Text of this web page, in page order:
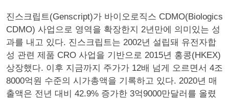
진스크립트(Genscript)가 바이오로직스 CDMO(Biologics
CDMO) 사업으로 영역을 확장한지 2년만에 의미있는 성
과를 내고 있다. 진스크립트는 2002년 설립돼 유전자합
성 관련 제품 CRO 사업을 기반으로 2015년 홍콩(HKEX)
상장했다. 이후 지금까지 주가가 12배 넘게 오르면서 4조
8000억원 수준의 시가총액을 기록하고 있다. 2020년 매
출액은 전년 대비 42.9% 증가한 3억9000만달러를 올렸